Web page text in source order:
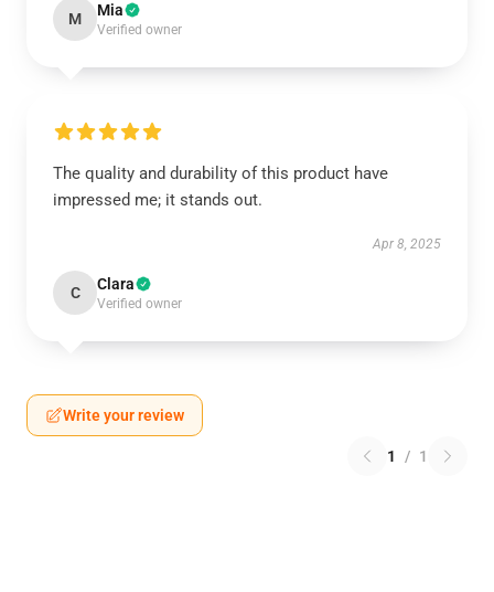
M Mia
Verified owner
The quality and durability of this product have
impressed me; it stands out.
Apr 8, 2025
C Clara
Verified owner
Write your review
1 / 1